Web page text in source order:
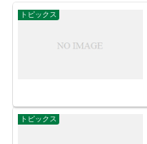
トピックス
トピックス